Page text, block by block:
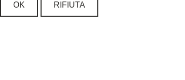
OK RIFIUTA